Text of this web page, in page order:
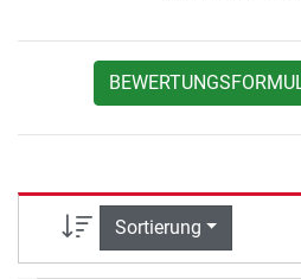
Sortierung